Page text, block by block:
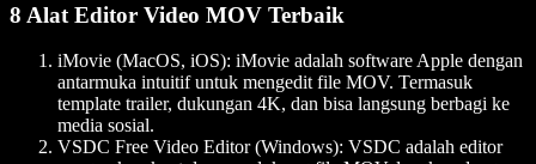
8 Alat Editor Video MOV Terbaik
iMovie (MacOS, iOS): iMovie adalah software Apple dengan
antarmuka intuitif untuk mengedit file MOV. Termasuk
template trailer, dukungan 4K, dan bisa langsung berbagi ke
media sosial.
VSDC Free Video Editor (Windows): VSDC adalah editor